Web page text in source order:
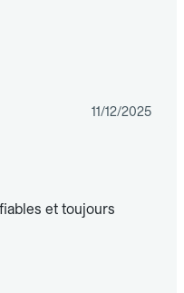
11/12/2025
et toujours